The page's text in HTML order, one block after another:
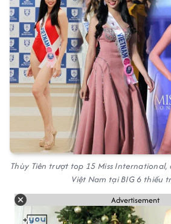
Thùy Tiên trượt top 15 Miss
Việt Nam tại BIG 6 thiếu
Advertisement